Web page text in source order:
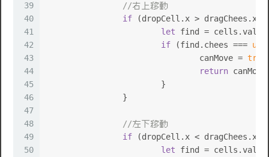
39
40
41
42
43
44
45
46
47
48
49
50
//右上移動
if (dropCell. x > dragChees. x
let find = cells.value
if (find. chees ===
				canMove =
true
return canMove
			}
		}
//左下移動
if (dropCell. x < dragChees. x
let find = cells.value